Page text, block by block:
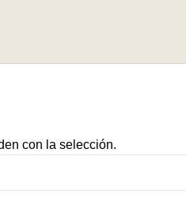
con la selección.